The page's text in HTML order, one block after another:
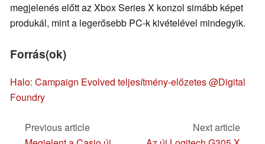
megjelenés előtt az Xbox Series X konzol simább képet
produkál, mint a legerősebb PC-k kivételével mindegyik.
Forrás(ok)
Halo: Campaign Evolved teljesítmény-előzetes @Digital
Foundry
Previous article
Next article